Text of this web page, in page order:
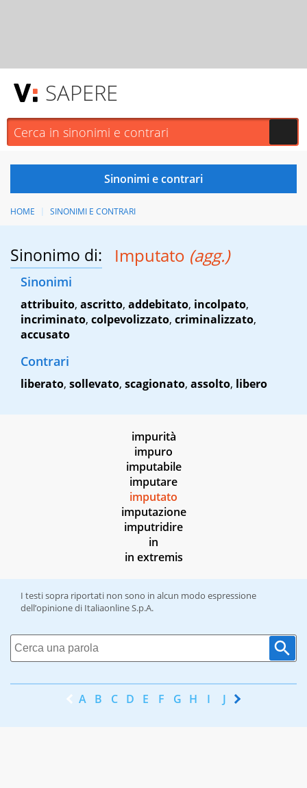
SAPERE
HOME SINONIMI E CONTRARI
Sinonimo di: Imputato (agg.)
Sinonimi
attribuito, ascritto, addebitato, incolpato,
incriminato, colpevolizzato, criminalizzato,
accusato
Contrari
liberato, sollevato, scagionato, assolto, libero
impurità
impuro
imputabile
imputare
imputato
imputazione
imputridire
in
in extremis
I testi sopra riportati non sono in alcun modo espressione
dell’opinione di Italiaonline S.p.A.
A B C D E F G H I J K